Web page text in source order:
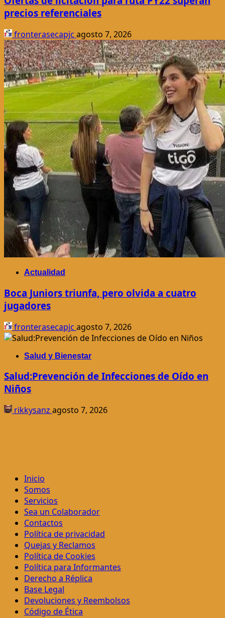
precios referenciales
fronterasecapjc agosto 7, 2026
Actualidad
Boca Juniors triunfa, pero olvida a cuatro
jugadores
fronterasecapjc agosto 7, 2026
Salud y Bienestar
Salud:Prevención de Infecciones de Oído en
Niños
rikkysanz agosto 7, 2026
Inicio
Somos
Servicios
Sea un Colaborador
Contactos
Política de privacidad
Quejas y Reclamos
Política de Cookies
Política para Informantes
Derecho a Réplica
Base Legal
Devoluciones y Reembolsos
Código de Ética